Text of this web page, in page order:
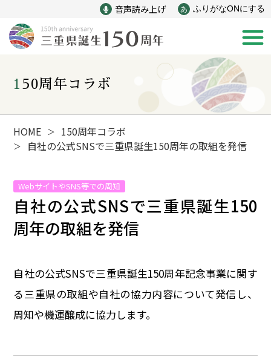
音声読み上げ あ ふりがなONにする
新着情報
みえ150年の歩み
産業 自然と文化
150周年コラボ
HOME ＞ 150周年コラボ
＞ 自社の公式SNSで三重県誕生150周年の取組を発信
WebサイトやSNS等での周知
自社の公式SNSで三重県誕生150
周年の取組を発信
自社の公式SNSで三重県誕生150周年記念事業に関す
る三重県の取組や自社の協力内容について発信し、
周知や機運醸成に協力します。